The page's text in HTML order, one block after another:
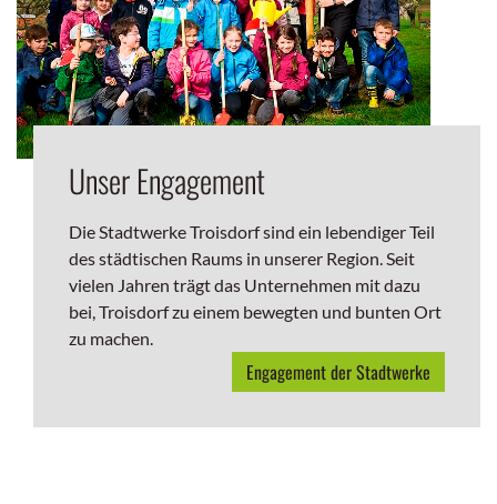
Unser Engagement
Die Stadtwerke Troisdorf sind ein lebendiger Teil
des städtischen Raums in unserer Region. Seit
vielen Jahren trägt das Unternehmen mit dazu
bei, Troisdorf zu einem bewegten und bunten Ort
zu machen.
Engagement der Stadtwerke